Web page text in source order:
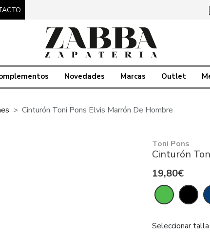
Novedades Marcas Outlet
Cinturón Toni Pons Elvis Marrón De Hombre
Toni Pons
Cinturón
19,80€
Seleccionar talla